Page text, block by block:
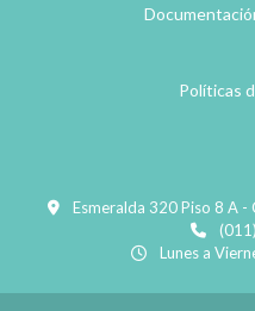
Políticas
Esmeralda 320 Piso 8 A -
Lunes a